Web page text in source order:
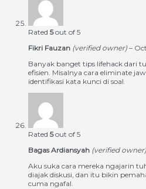
Rated 5out of 5
Fikri Fauzan (verified owner) –
Banyak banget tips lifehack dari
efisien. Misalnya cara eliminate
identifikasi kata kunci di soal.
Rated 5out of 5
Bagas Ardiansyah (verified owner)
Aku suka cara mereka ngajarin
diajak diskusi, dan itu bikin
cuma ngafal.